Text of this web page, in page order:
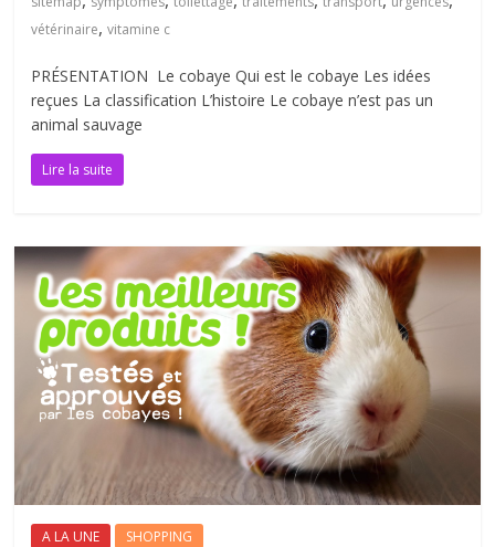
vétérinaire,vitamine c
PRÉSENTATION Le cobaye Qui est le cobaye Les idées
reçues La classification L’histoire Le cobaye n’est pas un
animal sauvage
Lire la suite
A LA UNE SHOPPING